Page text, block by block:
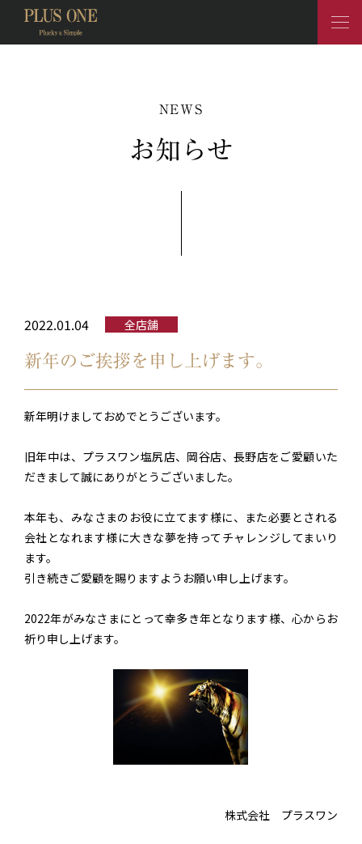
NEWS
お知らせ
2022.01.04 全店舗
新年のご挨拶を申し上げます。
新年明けましておめでとうございます。
旧年中は、プラスワン塩尻店、岡谷店、長野店をご愛顧いた
だきまして誠にありがとうございました。
本年も、みなさまのお役に立てます様に、また必要とされる
会社となれます様に大きな夢を持ってチャレンジしてまいり
ます。
引き続きご愛顧を賜りますようお願い申し上げます。
2022年がみなさまにとって幸多き年となります様、心からお
祈り申し上げます。
株式会社 プラスワン